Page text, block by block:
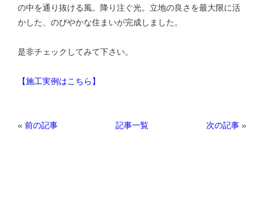
の中を通り抜ける風。降り注ぐ光。立地の良さを最大限に活
かした、のびやかな住まいが完成しました。
是非チェックしてみて下さい。
【施工実例はこちら】
記事一覧
« 前の記事 次の記事 »